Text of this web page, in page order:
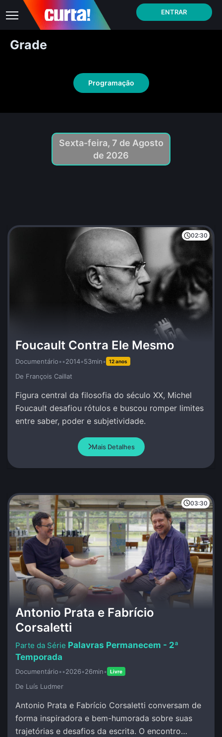
ENTRAR
Grade
Programação
Sexta-feira, 7 de Agosto
de 2026
02:30
Foucault Contra Ele Mesmo
Documentário••2014•53min• 12 anos
De François Caillat
Figura central da filosofia do século XX, Michel
Foucault desafiou rótulos e buscou romper limites
entre saber, poder e subjetividade.
Mais Detalhes
03:30
Antonio Prata e Fabrício
Corsaletti
Palavras Permanecem - 2ª
Temporada
Documentário••2026•26min• Livre
De Luí­s Ludmer
Antonio Prata e Fabrício Corsaletti conversam de
forma inspiradora e bem-humorada sobre suas
trajetórias e desafios da escrita. O encontro